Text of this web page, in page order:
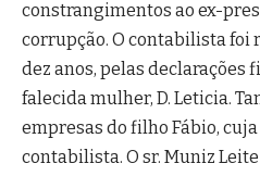
constrangimentos ao ex-
corrupção. O contabilista foi
dez anos, pelas declarações
falecida mulher, D. Leticia.
empresas do filho Fábio,
contabilista. O sr. Muniz